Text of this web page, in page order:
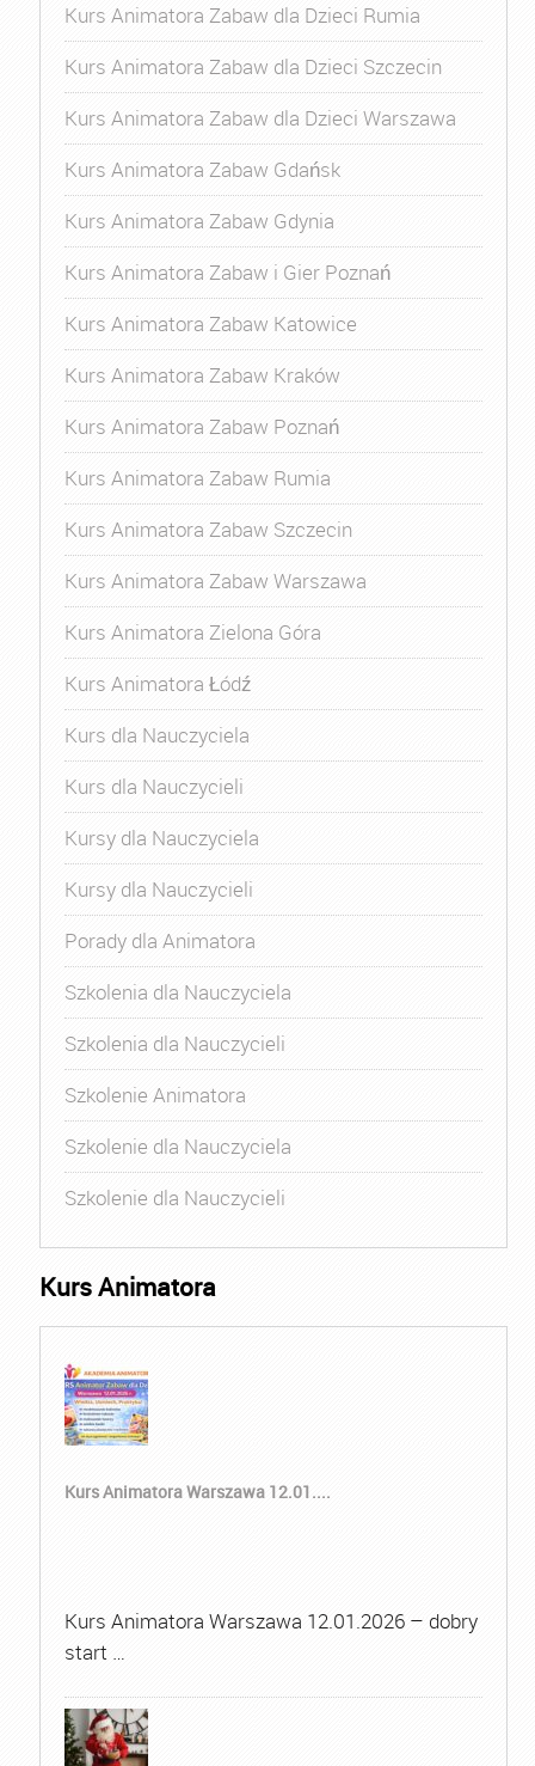
Kurs Animatora Zabaw dla Dzieci Rumia
Kurs Animatora Zabaw dla Dzieci Szczecin
Kurs Animatora Zabaw dla Dzieci Warszawa
Kurs Animatora Zabaw Gdańsk
Kurs Animatora Zabaw Gdynia
Kurs Animatora Zabaw i Gier Poznań
Kurs Animatora Zabaw Katowice
Kurs Animatora Zabaw Kraków
Kurs Animatora Zabaw Poznań
Kurs Animatora Zabaw Rumia
Kurs Animatora Zabaw Szczecin
Kurs Animatora Zabaw Warszawa
Kurs Animatora Zielona Góra
Kurs Animatora Łódź
Kurs dla Nauczyciela
Kurs dla Nauczycieli
Kursy dla Nauczyciela
Kursy dla Nauczycieli
Porady dla Animatora
Szkolenia dla Nauczyciela
Szkolenia dla Nauczycieli
Szkolenie Animatora
Szkolenie dla Nauczyciela
Szkolenie dla Nauczycieli
Kurs Animatora
Kurs Animatora Warszawa 12.01....
Kurs Animatora Warszawa 12.01.2026 – dobry
start …